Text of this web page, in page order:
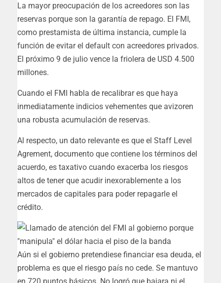
La mayor preocupación de los acreedores son las
reservas porque son la garantía de repago. El FMI,
como prestamista de última instancia, cumple la
función de evitar el default con acreedores privados.
El próximo 9 de julio vence la friolera de USD 4.500
millones.
Cuando el FMI habla de recalibrar es que haya
inmediatamente indicios vehementes que avizoren
una robusta acumulación de reservas.
Al respecto, un dato relevante es que el Staff Level
Agrement, documento que contiene los términos del
acuerdo, es taxativo cuando exacerba los riesgos
altos de tener que acudir inexorablemente a los
mercados de capitales para poder repagarle el
crédito.
Aún si el gobierno pretendiese financiar esa deuda, el
problema es que el riesgo país no cede. Se mantuvo